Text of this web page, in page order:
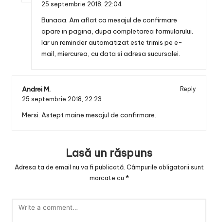
25 septembrie 2018, 22:04
Bunaaa. Am aflat ca mesajul de confirmare
apare in pagina, dupa completarea formularului.
Iar un reminder automatizat este trimis pe e-
mail, miercurea, cu data si adresa sucursalei.
Andrei M.
Reply
25 septembrie 2018, 22:23
Mersi. Astept maine mesajul de confirmare.
Lasă un răspuns
Adresa ta de email nu va fi publicată. Câmpurile obligatorii sunt
marcate cu *